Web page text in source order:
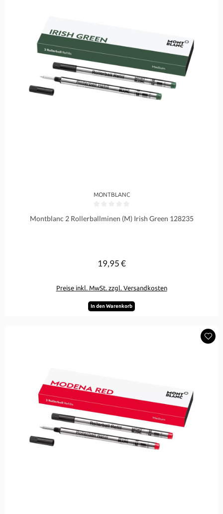
MONTBLANC
Montblanc 2 Rollerballminen (M) Irish Green 128235
Regulärer Preis:
19,95 €
Preise inkl. MwSt. zzgl. Versandkosten
In den Warenkorb